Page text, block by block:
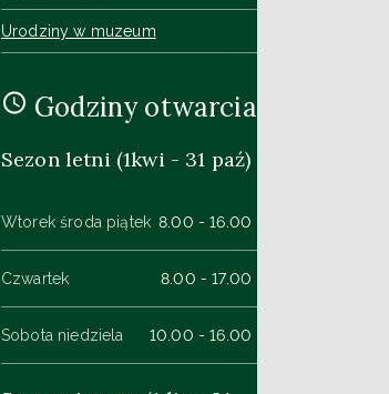
Urodziny w muzeum
Godziny otwarcia
Sezon letni (1kwi - 31 paź)
Wtorek środa piątek 8.00 - 16.00
Czwartek 8.00 - 17.00
Sobota niedziela 10.00 - 16.00